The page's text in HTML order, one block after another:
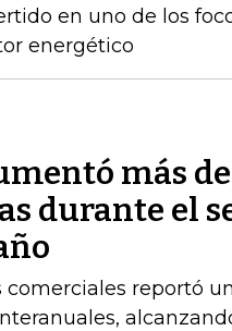
en uno de los
energético
más de
durante el
comerciales reportó